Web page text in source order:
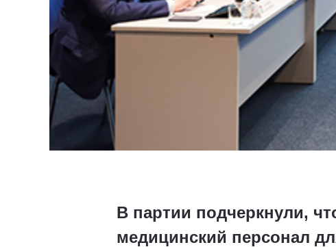
В партии подчеркнули,
медицинский персонал